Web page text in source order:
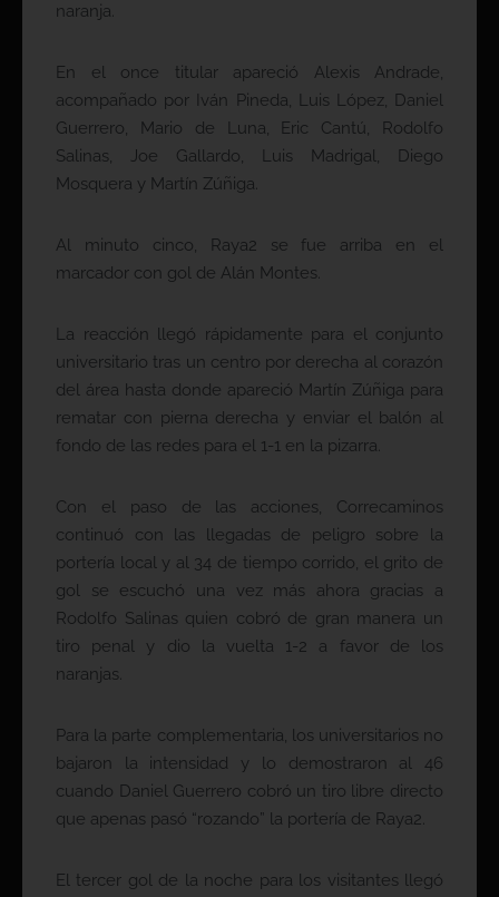
naranja.
En el once titular apareció Alexis Andrade,
acompañado por Iván Pineda, Luis López, Daniel
Guerrero, Mario de Luna, Eric Cantú, Rodolfo
Salinas, Joe Gallardo, Luis Madrigal, Diego
Mosquera y Martín Zúñiga.
Al minuto cinco, Raya2 se fue arriba en el
marcador con gol de Alán Montes.
La reacción llegó rápidamente para el conjunto
universitario tras un centro por derecha al corazón
del área hasta donde apareció Martín Zúñiga para
rematar con pierna derecha y enviar el balón al
fondo de las redes para el 1-1 en la pizarra.
Con el paso de las acciones, Correcaminos
continuó con las llegadas de peligro sobre la
portería local y al 34 de tiempo corrido, el grito de
gol se escuchó una vez más ahora gracias a
Rodolfo Salinas quien cobró de gran manera un
tiro penal y dio la vuelta 1-2 a favor de los
naranjas.
Para la parte complementaria, los universitarios no
bajaron la intensidad y lo demostraron al 46
cuando Daniel Guerrero cobró un tiro libre directo
que apenas pasó “rozando” la portería de Raya2.
El tercer gol de la noche para los visitantes llegó